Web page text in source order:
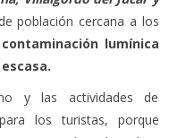
lumínica
y las actividades de
natural privilegiado y
para disfrutar de la